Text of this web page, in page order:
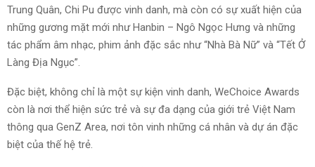
Trung Quân, Chi Pu được vinh danh, mà còn có sự xuất hiện của
những gương mặt mới như Hanbin – Ngô Ngọc Hưng và những
tác phẩm âm nhạc, phim ảnh đặc sắc như “Nhà Bà Nữ” và “Tết Ở
Làng Địa Ngục”.
Đặc biệt, không chỉ là một sự kiện vinh danh, WeChoice Awards
còn là nơi thể hiện sức trẻ và sự đa dạng của giới trẻ Việt Nam
thông qua GenZ Area, nơi tôn vinh những cá nhân và dự án đặc
biệt của thế hệ trẻ.